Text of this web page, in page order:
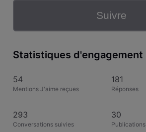
Suivre
Statistiques d'engagement
54
Mentions J'aime reçues
181
Réponses
293
Conversations suivies
30
Publications